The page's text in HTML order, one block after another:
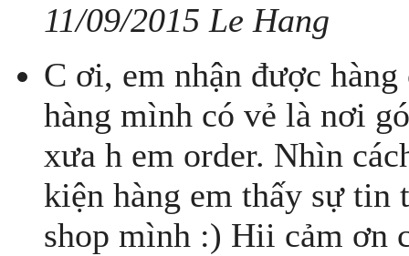
11/09/2015 Le Hang
C ơi, em nhận được
hàng mình có vẻ là nơi
xưa h em order. Nhìn
kiện hàng em thấy sự tin
shop mình :) Hii cảm ơn